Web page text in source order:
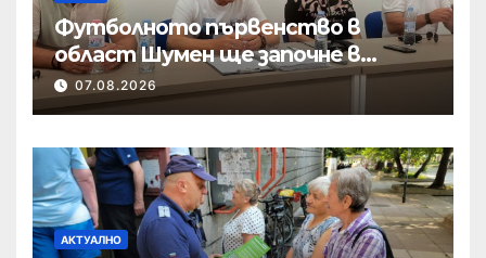
Футболното първенство в
област Шумен ще започне в
началото на септември
07.08.2026
АКТУАЛНО